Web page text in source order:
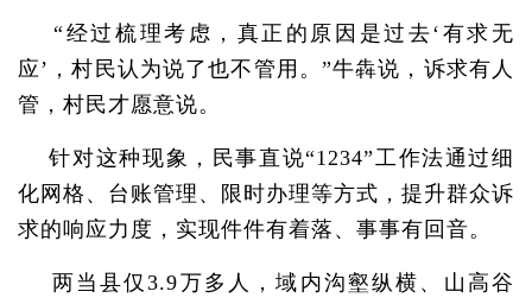
“经过梳理考虑，真正的原因是过去‘有求无
应’，村民认为说了也不管用。”牛犇说，诉求有人
管，村民才愿意说。
针对这种现象，民事直说“1234”工作法通过细
化网格、台账管理、限时办理等方式，提升群众诉
求的响应力度，实现件件有着落、事事有回音。
两当县仅3.9万多人，域内沟壑纵横、山高谷